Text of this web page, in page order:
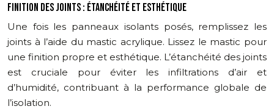
FINITION DES JOINTS : ÉTANCHÉITÉ ET ESTHÉTIQUE
Une fois les panneaux isolants posés, remplissez les
joints à l’aide du mastic acrylique. Lissez le mastic pour
une finition propre et esthétique. L’étanchéité des joints
est cruciale pour éviter les infiltrations d’air et
d’humidité, contribuant à la performance globale de
l’isolation.